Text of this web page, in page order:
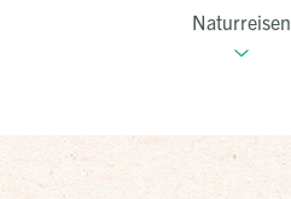
Naturreisen